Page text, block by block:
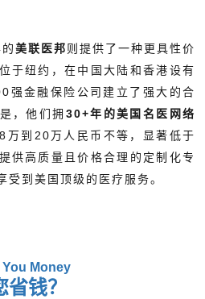
美联医邦则提供了一种更具性价
于纽约，在中国大陆和香港设有
强金融保险公司建立了强大的合
，他们拥 30+年的美国名医网络
万到20万人民币不等，显著低于
供高质量且价格合理的定制化专
受到美国顶级的医疗服务。
Money
钱？